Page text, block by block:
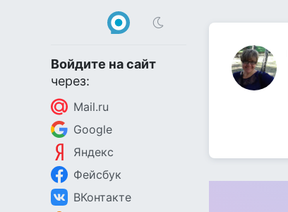
Войдите на сайт
через:
Mail.ru
Google
Яндекс
Фейсбук
ВКонтакте